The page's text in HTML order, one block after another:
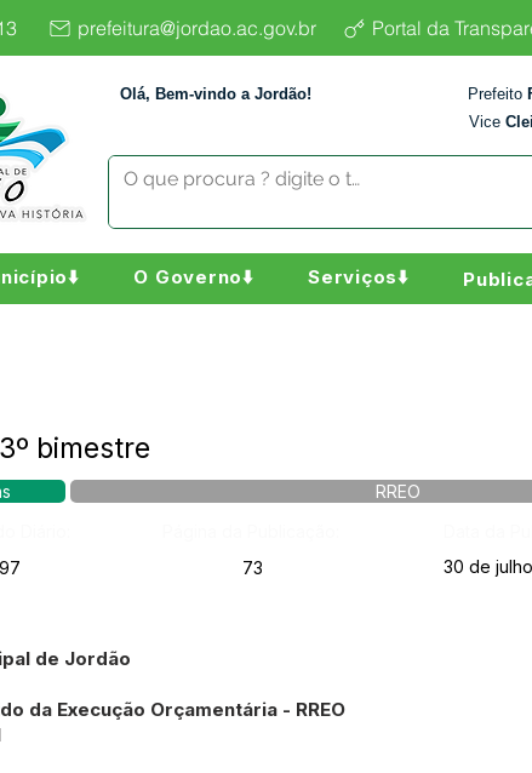
prefeitura@jordao.ac.gov.br Portal da
Olá, Bem-vindo a Jordão! Prefeito
Vice
O Governo⬇️ Serviços⬇️
bimestre
RREO
73 30 de
de Jordão
da Execução Orçamentária - RREO